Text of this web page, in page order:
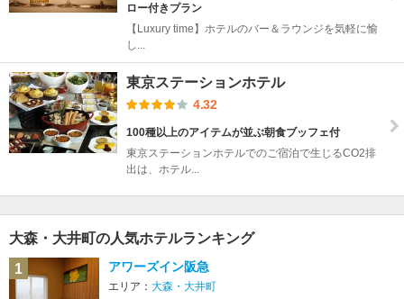
ロー付きプラン
【Luxury time】ホテルのバー＆ラウンジを気軽に愉
し...
東京ステーションホテル
4.32
100種以上のアイテムが並ぶ朝食ブッフェ付
東京ステーションホテルでのご宿泊で生じるCO2排
出は、ホテル...
大森・大井町の人気ホテルランキング
1
アワーズイン阪急
エリア： 大森・大井町